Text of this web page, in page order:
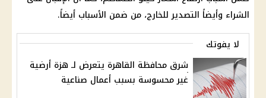
الشراء وأيضاً التصدير للخارج، من ضمن الأسباب أيضاً.
لا يفوتك
شرق محافظة القاهرة يتعرض لـ هزة أرضية
غير محسوسة بسبب أعمال صناعية